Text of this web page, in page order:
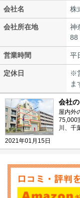
会社名 株
会社所在地
神
営業時間 平
定休日
※
ま
2021年01月15日
会社
屋内外
75,000
川、千